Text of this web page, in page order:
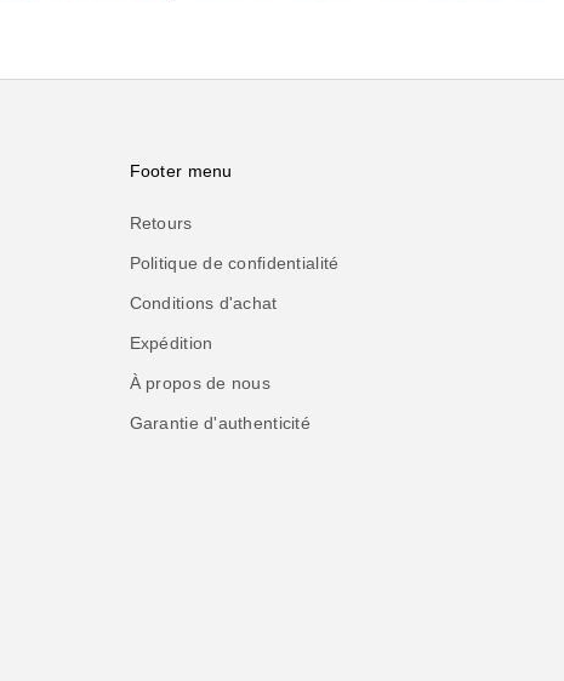
Footer menu
Retours
Politique de confidentialité
Conditions d'achat
Expédition
À propos de nous
Garantie d'authenticité